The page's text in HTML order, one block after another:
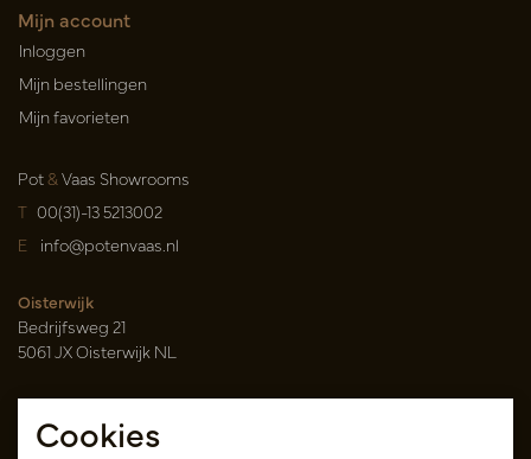
Mijn account
Inloggen
Mijn bestellingen
Mijn favorieten
Pot&Vaas Showrooms
T 00(31)-13 5213002
E info@potenvaas.nl
Oisterwijk
Bedrijfsweg 21
5061 JX Oisterwijk NL
Openingstijden
Maandag t/m vrijdag 09.00-17.00 uur
Cookies